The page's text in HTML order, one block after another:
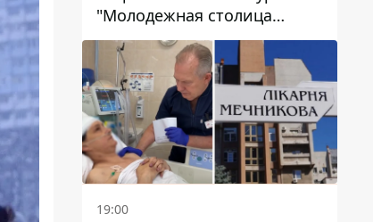
"Молодежная столица
Украины – 2026"
19:00